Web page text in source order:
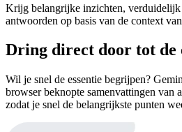
Krijg belangrijke inzichten, verduidelijk
antwoorden op basis van de context
Dring direct door tot de
Wil je snel de essentie begrijpen?
browser beknopte samenvattingen van
zodat je snel de belangrijkste punten